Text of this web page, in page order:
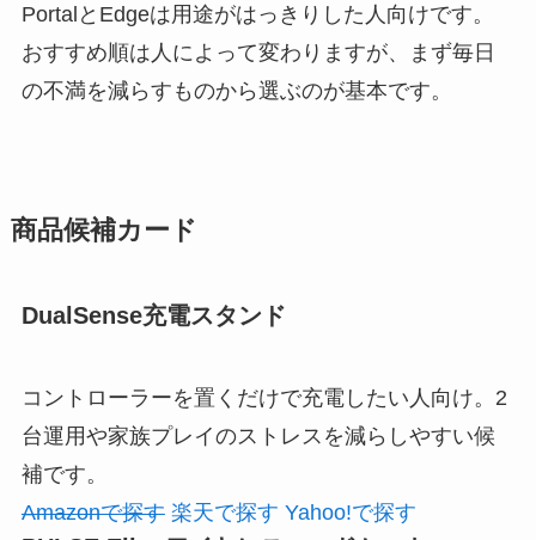
PortalとEdgeは用途がはっきりした人向けです。
おすすめ順は人によって変わりますが、まず毎日
の不満を減らすものから選ぶのが基本です。
商品候補カード
DualSense充電スタンド
コントローラーを置くだけで充電したい人向け。2
台運用や家族プレイのストレスを減らしやすい候
補です。
Amazonで探す 楽天で探す Yahoo!で探す